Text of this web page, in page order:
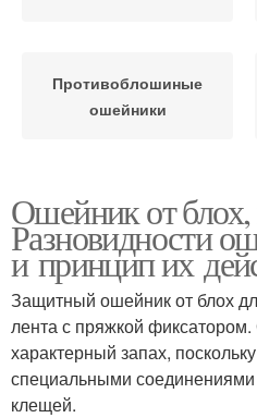
Противоблошиные
ошейники
Ошейник от блох,
Разновидности
и принцип их
Защитный ошейник от блох
лента с пряжкой фиксатором.
характерный запах,
специальными соединениями
клещей.